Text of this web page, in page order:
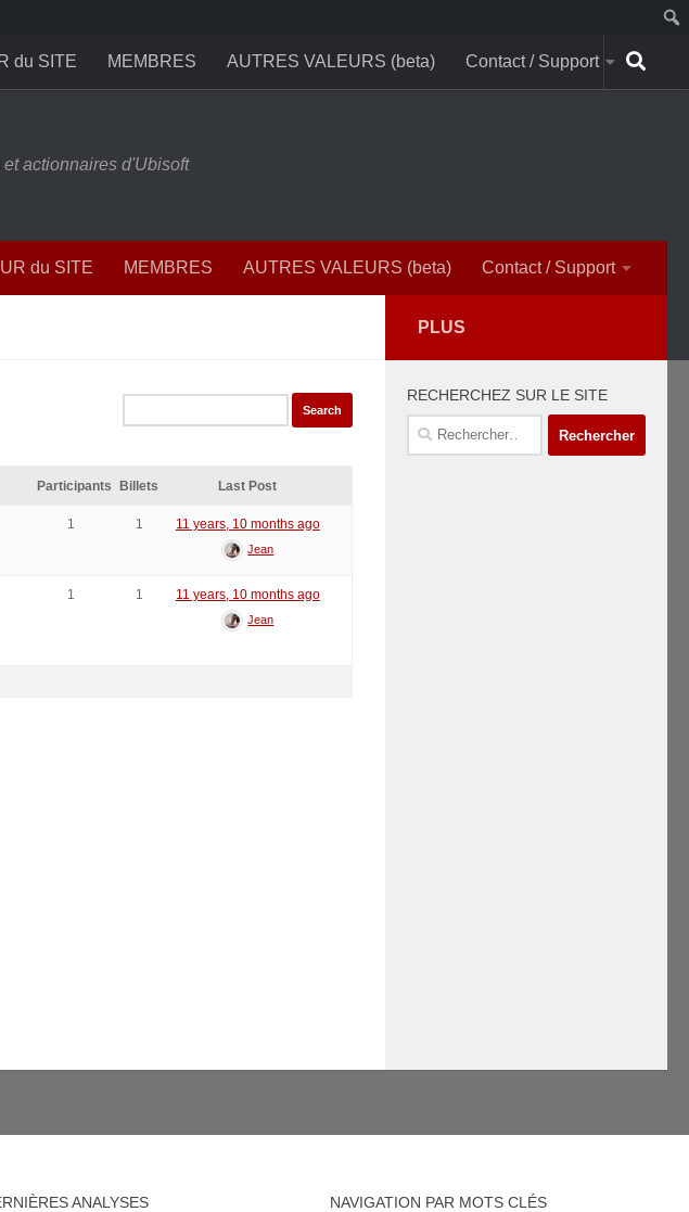
du SITE MEMBRES AUTRES VALEURS (beta) Contact / Support
actionnaires d'Ubisoft
du SITE MEMBRES AUTRES VALEURS (beta) Contact / Support
Participants Billets Last Post
1 1 11 years, 10 months ago
Jean
1 1 11 years, 10 months ago
Jean
PLUS
RECHERCHEZ SUR LE SITE
Rechercher :
ANALYSES NAVIGATION PAR MOTS CLÉS